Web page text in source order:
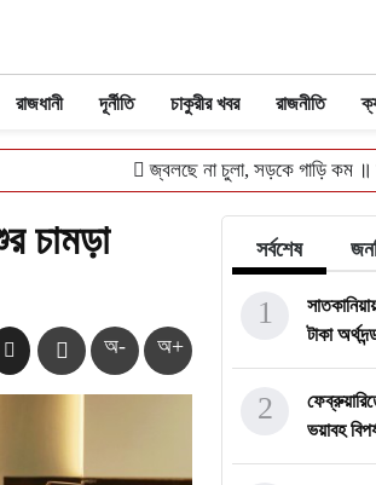
রাজধানী দূর্নীতি চাকুরীর খবর রাজনীতি
জ্বলছে না চুলা, সড়কে গাড়ি কম ॥ চরম
চামড়া
অ- অ+
সর্বশেষ
টাকা
1
ভয়াবহ
2